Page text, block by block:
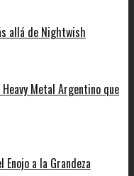
allá de Nightwish
Metal Argentino que
Enojo a la Grandeza